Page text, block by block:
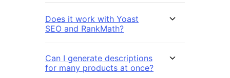
Does it work with Yoast
SEO and RankMath?
Can I generate descriptions
for many products at once?